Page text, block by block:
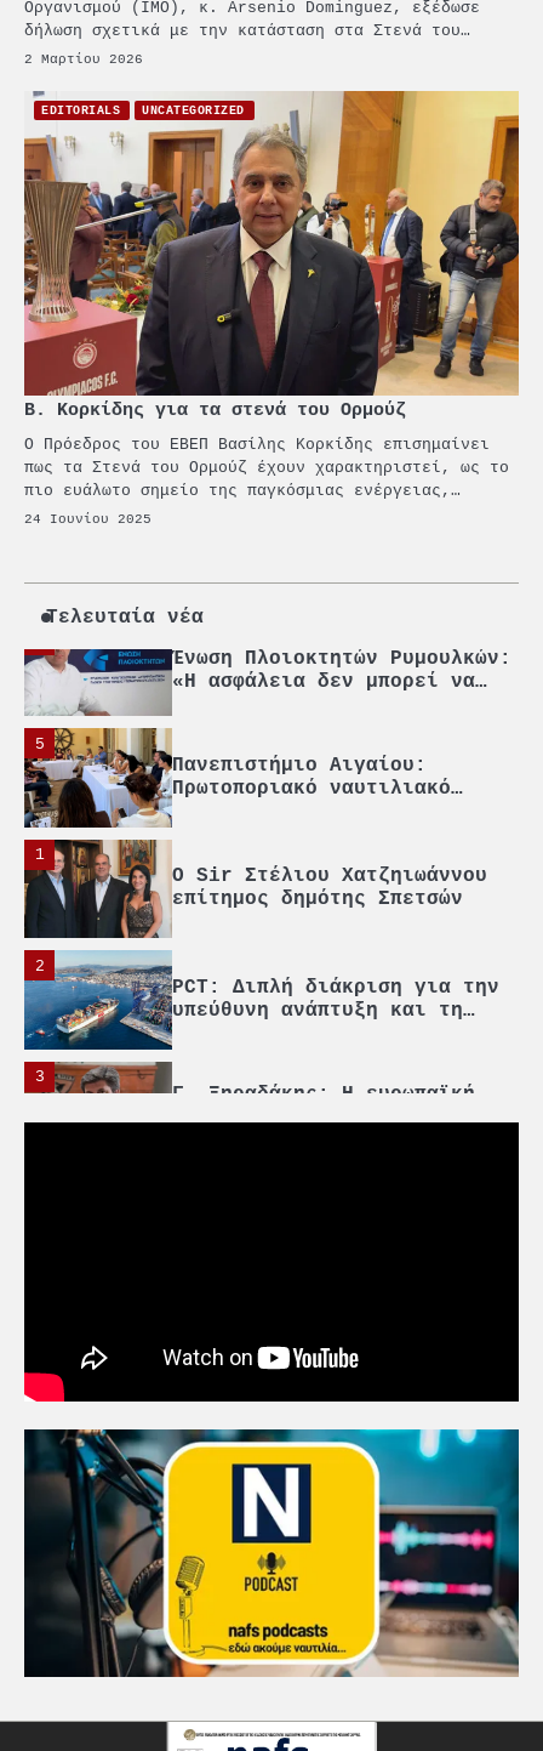
Οργανισμού (IMO), κ. Arsenio Dominguez, εξέδωσε
δήλωση σχετικά με την κατάσταση στα Στενά του…
2 Μαρτίου 2026
EDITORIALS UNCATEGORIZED
Β. Κορκίδης για τα στενά του Ορμούζ
Ο Πρόεδρος του ΕΒΕΠ Βασίλης Κορκίδης επισημαίνει
πως τα Στενά του Ορμούζ έχουν χαρακτηριστεί, ως το
πιο ευάλωτο σημείο της παγκόσμιας ενέργειας,…
24 Ιουνίου 2025
Τελευταία νέα
Γ. Ξηραδάκης: Η ευρωπαϊκή
στρατηγική αυτονομία περνά
4
Ένωση Πλοιοκτητών Ρυμουλκών:
«Η ασφάλεια δεν μπορεί να
αποτελεί αντικείμενο
πολιτικών συμβιβασμών»
5
Πανεπιστήμιο Αιγαίου:
Πρωτοποριακό ναυτιλιακό
strategic debate
1
O Sir Στέλιου Χατζηιωάννου
επίτημος δημότης Σπετσών
PCT: Διπλή διάκριση για την
υπεύθυνη ανάπτυξη και τη
βιώσιμη επιχειρηματικότητα
στρατηγική αυτονομία περνά
Ένωση Πλοιοκτητών Ρυμουλκών:
«Η ασφάλεια δεν μπορεί να
5
Πανεπιστήμιο Αιγαίου:
Πρωτοποριακό ναυτιλιακό
1
O Sir Στέλιου Χατζηιωάννου
επίτημος δημότης Σπετσών
2
PCT: Διπλή διάκριση για την
υπεύθυνη ανάπτυξη και τη
3
Γ. Ξηραδάκης: Η ευρωπαϊκή
στρατηγική αυτονομία περνά
strategic debate